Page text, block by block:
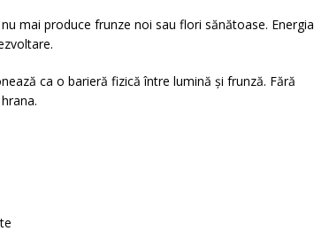
mai produce frunze noi sau flori sănătoase. Energia
ca o barieră fizică între lumină și frunză. Fără